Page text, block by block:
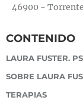
46900 -
CONTENIDO
LAURA FUSTER.
SOBRE LAURA
TERAPIAS